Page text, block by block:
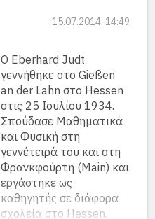
15.07.2014-14:49
Ο Eberhard Judt
γεννήθηκε στο Gießen
an der Lahn στο Hessen
στις 25 Ιουλίου 1934.
Σπούδασε Μαθηματικά
και Φυσική στη
γεννέτειρά του και στη
Φρανκφούρτη (Main) και
εργάστηκε ως
καθηγητής σε διάφορα
σχολεία στο Hessen.